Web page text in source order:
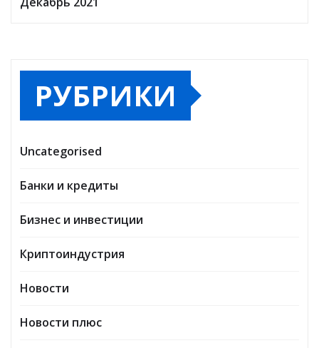
РУБРИКИ
Uncategorised
Банки и кредиты
Бизнес и инвестиции
Криптоиндустрия
Новости
Новости плюс